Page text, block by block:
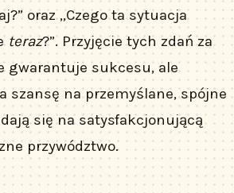
oraz „Czego ta sytuacja
teraz?”. Przyjęcie tych zdań za
gwarantuje sukcesu, ale
szansę na przemyślane, spójne
się na satysfakcjonującą
przywództwo.